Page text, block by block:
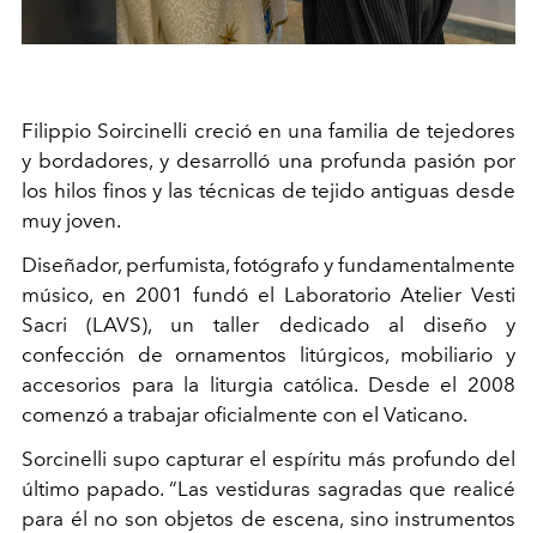
Filippio Soircinelli creció en una familia de tejedores
y bordadores, y desarrolló una profunda pasión por
los hilos finos y las técnicas de tejido antiguas desde
muy joven.
Diseñador, perfumista, fotógrafo y fundamentalmente
músico, en 2001 fundó el Laboratorio Atelier Vesti
Sacri (LAVS), un taller dedicado al diseño y
confección de ornamentos litúrgicos, mobiliario y
accesorios para la liturgia católica. Desde el 2008
comenzó a trabajar oficialmente con el Vaticano.
Sorcinelli supo capturar el espíritu más profundo del
último papado. “Las vestiduras sagradas que realicé
para él no son objetos de escena, sino instrumentos